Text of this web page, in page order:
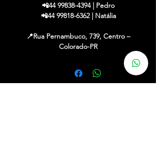
📲44 99838-4394 | Pedro
📲44 99818-6362 | Natália
📍Rua Pernambuco, 739, Centro –
Colorado-PR